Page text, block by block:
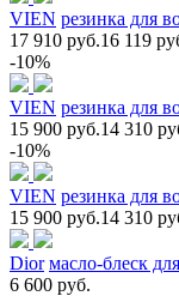
VIEN резинка для
17 910 руб.16 119
-10%
VIEN резинка для
15 900 руб.14 310
-10%
VIEN резинка для
15 900 руб.14 310
Dior масло-блеск
6 600 руб.